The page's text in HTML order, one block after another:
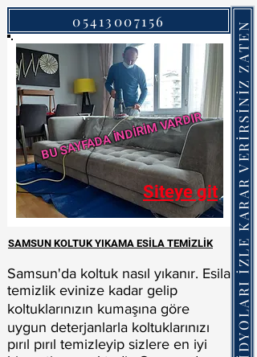
05413007156
BU SAYFADA İNDİRİM VARDIR
Siteye git VİDYOLARI İZLE KARAR VERİRSİNİZ ZATEN
SAMSUN KOLTUK YIKAMA ESİLA TEMİZLİK
Samsun'da koltuk nasıl yıkanır. Esila
temizlik evinize kadar gelip
koltuklarınızın kumaşına göre
uygun deterjanlarla koltuklarınızı
pırıl pırıl temizleyip sizlere en iyi